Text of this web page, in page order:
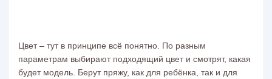
Цвет – тут в принципе всё понятно. По разным
параметрам выбирают подходящий цвет и смотрят, какая
будет модель. Берут пряжу, как для ребёнка, так и для